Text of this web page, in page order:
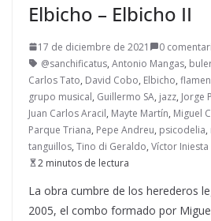
Elbicho – Elbicho II
17 de diciembre de 2021
0
@sanchificatus, Antonio Mangas,
Carlos Tato, David Cobo, Elbicho,
grupo musical, Guillermo SA, jazz, Jorge
Juan Carlos Aracil, Mayte Martín, Miguel
Parque Triana, Pepe Andreu, psicodelia,
tanguillos, Tino di Geraldo, Víctor Iniesta
2 minutos de lectura
La obra cumbre de los herederos
2005, el combo formado por